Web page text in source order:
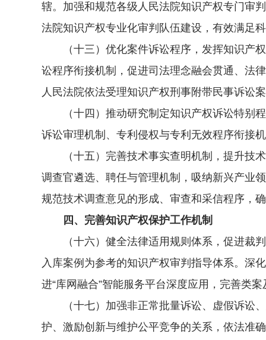
辖。加强和规范各级人民法院知识产权专门审
法院知识产权专业化审判队伍建设，有效满足
（十三）优化案件诉讼程序，发挥知识产权
讼程序衔接机制，促进司法理念融会贯通、法
人民法院依法受理知识产权刑事附带民事诉讼
（十四）推动研究制定知识产权诉讼特别程
诉讼审理机制、专利侵权与专利无效程序衔接
（十五）完善技术事实查明机制，提升技术
调查官遴选、聘任与管理机制，吸纳新兴产业
规范技术调查意见的形成、审查和采信程序，
四、完善知识产权保护工作机制
（十六）健全法律适用规则体系，促进裁判
入库案例为参考的知识产权审判指导体系。深
进“库网融合”智能服务平台深度应用，完善类
（十七）加强非正常批量诉讼、虚假诉讼、
护、激励创新与维护公平竞争的关系，依法准